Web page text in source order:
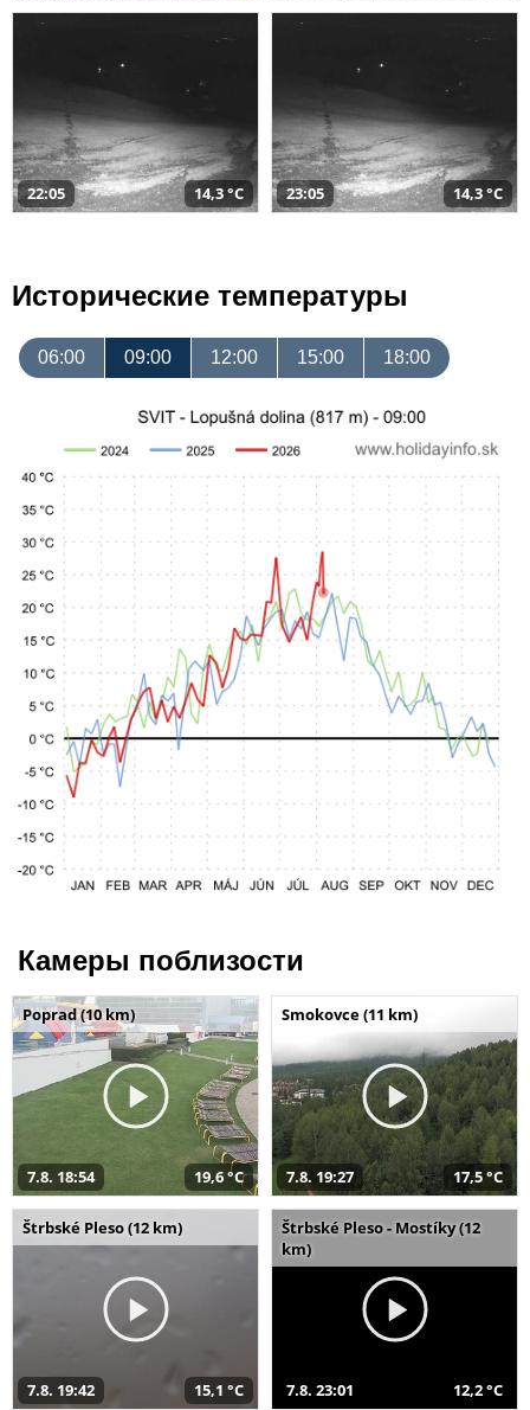
22:05 14,3 °C 23:05 14,3 °C
Исторические температуры
06:00 09:00 12:00 15:00 18:00
Камеры поблизости
Poprad (10 km)
7.8. 18:54 19,6 °C
Smokovce (11 km)
7.8. 19:27 17,5 °C
Štrbské Pleso (12 km)
7.8. 19:42 15,1 °C
Štrbské Pleso - Mostíky (12
km)
7.8. 23:01 12,2 °C